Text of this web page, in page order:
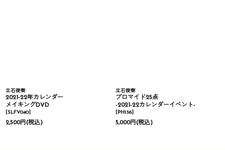
立石俊樹
2021-22年カレンダー
メイキングDVD
[SLFV040]
2,500円(税込)
立石俊樹
ブロマイド25点
-2021-22カレンダーイベント-
[PH136]
5,000円(税込)